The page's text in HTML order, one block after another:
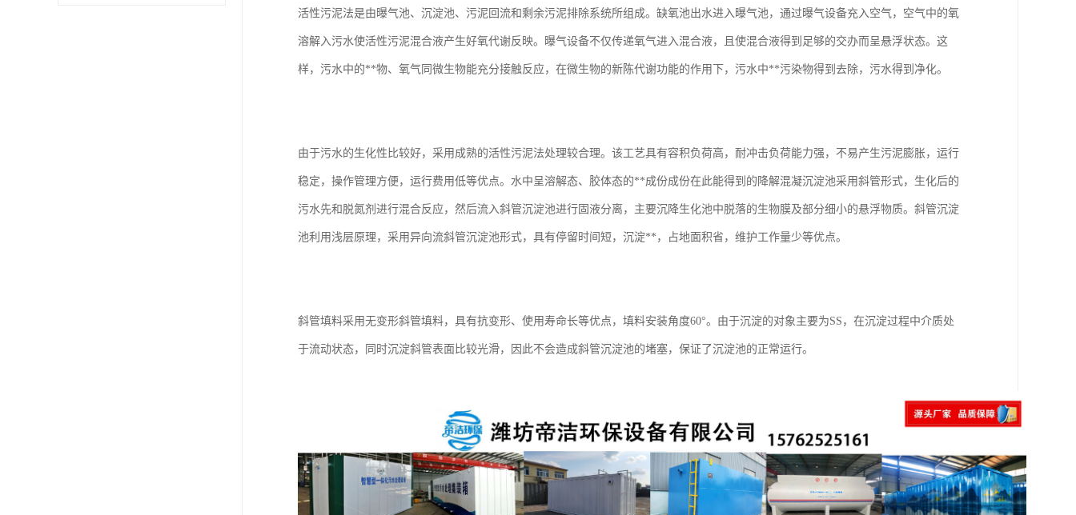
活性污泥法是由曝气池、沉淀池、污泥回流和剩余污泥排除系统所组成。缺氧池出水进入曝气池，通过曝气设备充入空气，空气中的氧
溶解入污水使活性污泥混合液产生好氧代谢反映。曝气设备不仅传递氧气进入混合液，且使混合液得到足够的交办而呈悬浮状态。这
样，污水中的**物、氧气同微生物能充分接触反应，在微生物的新陈代谢功能的作用下，污水中**污染物得到去除，污水得到净化。
由于污水的生化性比较好，采用成熟的活性污泥法处理较合理。该工艺具有容积负荷高，耐冲击负荷能力强，不易产生污泥膨胀，运行
稳定，操作管理方便，运行费用低等优点。水中呈溶解态、胶体态的**成份成份在此能得到的降解混凝沉淀池采用斜管形式，生化后的
污水先和脱氮剂进行混合反应，然后流入斜管沉淀池进行固液分离，主要沉降生化池中脱落的生物膜及部分细小的悬浮物质。斜管沉淀
池利用浅层原理，采用异向流斜管沉淀池形式，具有停留时间短，沉淀**，占地面积省，维护工作量少等优点。
斜管填料采用无变形斜管填料，具有抗变形、使用寿命长等优点，填料安装角度60°。由于沉淀的对象主要为SS，在沉淀过程中介质处
于流动状态，同时沉淀斜管表面比较光滑，因此不会造成斜管沉淀池的堵塞，保证了沉淀池的正常运行。